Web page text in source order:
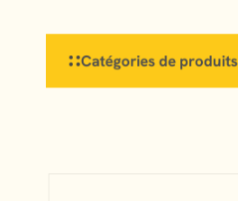
Catégories de produits